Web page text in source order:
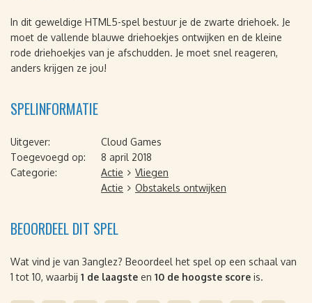
In dit geweldige HTML5-spel bestuur je de zwarte driehoek. Je
moet de vallende blauwe driehoekjes ontwijken en de kleine
rode driehoekjes van je afschudden. Je moet snel reageren,
anders krijgen ze jou!
SPELINFORMATIE
Uitgever:
Cloud Games
Toegevoegd op:
8 april 2018
Categorie:
Actie
Vliegen
Actie
Obstakels ontwijken
BEOORDEEL DIT SPEL
Wat vind je van 3anglez? Beoordeel het spel op een schaal van
1 tot 10, waarbij 1 de laagste en 10 de hoogste score is.